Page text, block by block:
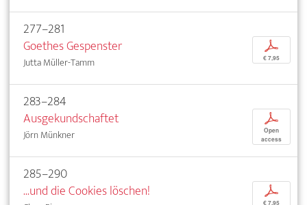
277–281
Goethes Gespenster
Jutta Müller-Tamm
p
€ 7,95
283–284
Ausgekundschaftet
Jörn Münkner
p
Open
access
285–290
...und die Cookies löschen!
p
€ 7,95